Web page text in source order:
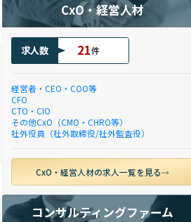
CxO・経営人材
求人数 21件
経営者・CEO・COO等
CFO
CTO・CIO
その他CxO（CMO・CHRO等）
社外役員（社外取締役/社外監査役）
CxO・経営人材の求人一覧を見る
コンサルティングファーム